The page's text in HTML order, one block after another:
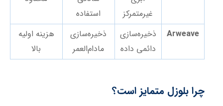
غیرمتمرکز
استفاده
Arweave
ذخیره‌سازی
دائمی داده
ذخیره‌سازی
مادام‌العمر
هزینه اولیه
بالا
چرا بلوزل متمایز است؟